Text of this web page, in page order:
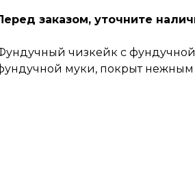
заказом, уточните
чизкейк с фундучной
муки, покрыт